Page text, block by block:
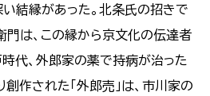
結縁があった。北条氏の招きで
は、この縁から京文化の伝達者
代、外郎家の薬で持病が治った
作された「外郎売」は、市川家の